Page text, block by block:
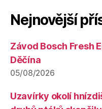
Nejnovější
Závod Bosch Fresh
Děčína
05/08/2026
Uzavírky okolí